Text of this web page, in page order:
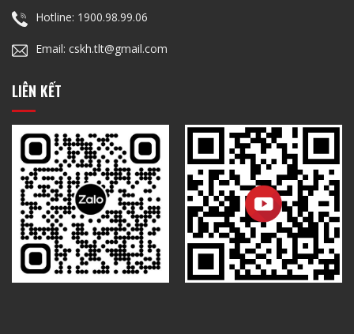
Hotline: 1900.98.99.06
Email: cskh.tlt@gmail.com
LIÊN KẾT